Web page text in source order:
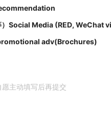
）Social Media (RED, WeChat
adv(Brochures)
主动填写后再提交